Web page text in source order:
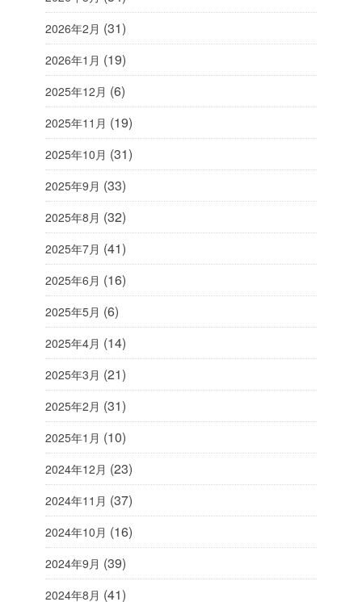
2026年2月 (31)
2026年1月 (19)
2025年12月 (6)
2025年11月 (19)
2025年10月 (31)
2025年9月 (33)
2025年8月 (32)
2025年7月 (41)
2025年6月 (16)
2025年5月 (6)
2025年4月 (14)
2025年3月 (21)
2025年2月 (31)
2025年1月 (10)
2024年12月 (23)
2024年11月 (37)
2024年10月 (16)
2024年9月 (39)
2024年8月 (41)